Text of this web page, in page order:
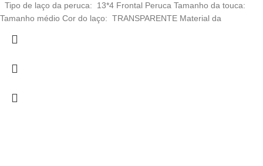
Tipo de laço da peruca: 13*4 Frontal Peruca Tamanho da touca:
Tamanho médio Cor do laço: TRANSPARENTE Material da